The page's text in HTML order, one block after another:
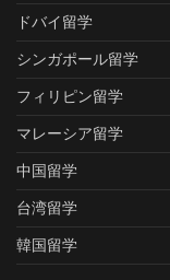
ドバイ留学
シンガポール留学
フィリピン留学
マレーシア留学
中国留学
台湾留学
韓国留学